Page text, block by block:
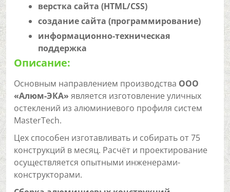
верстка сайта (HTML/CSS)
создание сайта (программирование)
информационно-техническая
поддержка
Описание:
Основным направлением производства ООО
«Алюм-ЭКА» является изготовление уличных
остеклений из алюминиевого профиля систем
MasterTech.
Цех способен изготавливать и собирать от 75
конструкций в месяц. Расчёт и проектирование
осуществляется опытными инженерами-
конструкторами.